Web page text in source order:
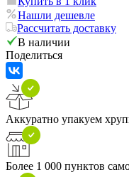
Нашли дешевле
Рассчитать доставку
В наличии
Поделиться
Аккуратно упакуем
Более 1 000 пунктов